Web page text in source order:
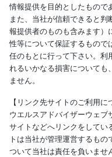
情報提供を目的としたもので
また、当社が信頼できると
報提供者のものも含みます）
性等について保証するもので
任のもとに行って下さい。利
れるいかなる損害についても
ません。
【リンク先サイトのご利用に
ウエルスアドバイザーウェ
サイトなどへリンクをしてい
トは当社が管理運営するも
ついて当社は責任を負いませ